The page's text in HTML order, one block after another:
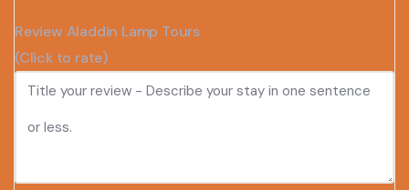
Review Aladdin Lamp Tours
(Click to rate)